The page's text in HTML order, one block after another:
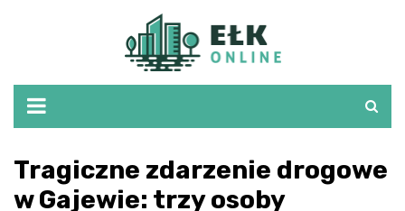
Tragiczne zdarzenie drogowe
w Gajewie: trzy osoby